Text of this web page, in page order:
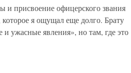
и присвоение офицерского звания
я ощущал еще долго. Брату
ужасные явления», но там, где это